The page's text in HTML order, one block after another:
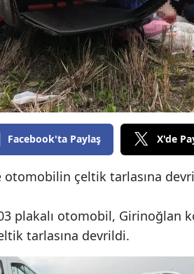
Facebook'ta Paylaş X'de
otomobilin çeltik tarlasına
plakalı otomobil, Girinoğlan
tarlasına devrildi.